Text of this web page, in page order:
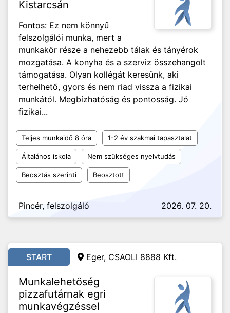
Kistarcsán
Fontos: Ez nem könnyű
felszolgálói munka, mert a
munkakör része a nehezebb tálak és tányérok
mozgatása. A konyha és a szerviz összehangolt
támogatása. Olyan kollégát keresünk, aki
terhelhető, gyors és nem riad vissza a fizikai
munkától. Megbízhatóság és pontosság. Jó
fizikai...
Teljes munkaidő 8 óra 1-2 év szakmai tapasztalat
Általános iskola Nem szükséges nyelvtudás
Beosztás szerinti Beosztott
Pincér, felszolgáló 2026. 07. 20.
START Eger, CSAOLI 8888 Kft.
Munkalehetőség
pizzafutárnak egri
munkavégzéssel